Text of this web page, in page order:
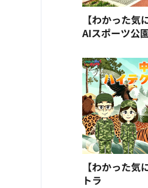
【わかった
AIスポーツ公
【わかった
トラ